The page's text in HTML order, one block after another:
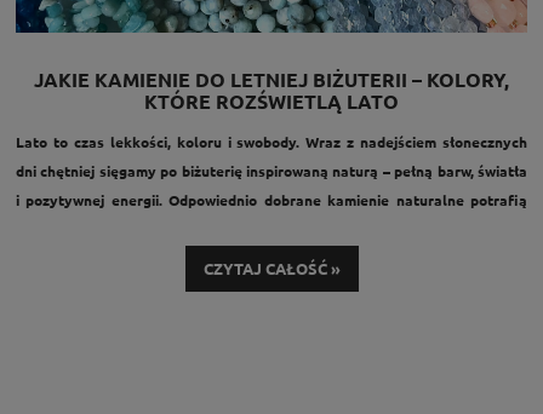
JAKIE KAMIENIE DO LETNIEJ BIŻUTERII – KOLORY,
KTÓRE ROZŚWIETLĄ LATO
Lato to czas lekkości, koloru i swobody. Wraz z nadejściem słonecznych
dni chętniej sięgamy po biżuterię inspirowaną naturą – pełną barw, światła
i pozytywnej energii. Odpowiednio dobrane kamienie naturalne potrafią
przyciągać spojrzenia swoim wyjątkowym wyglądem.
CZYTAJ CAŁOŚĆ »